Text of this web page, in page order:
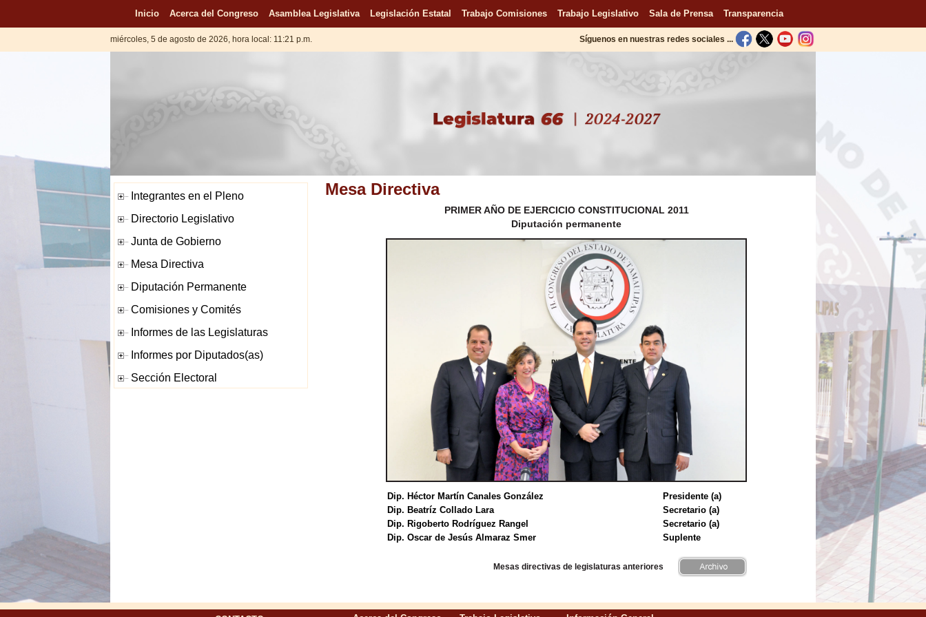
Inicio Acerca del Congreso Asamblea Legislativa Legislación Estatal Trabajo Comisiones Trabajo Legislativo Sala de Prensa Transparencia
miércoles, 5 de agosto de 2026, hora local: 11:21 p.m. Síguenos en nuestras redes sociales ...
Mesa Directiva
PRIMER AÑO DE EJERCICIO CONSTITUCIONAL 2011
Diputación permanente
Dip. Héctor Martín Canales González
Presidente (a)
Dip. Beatríz Collado Lara
Secretario (a)
Dip. Rigoberto Rodríguez Rangel
Secretario (a)
Dip. Oscar de Jesús Almaraz Smer
Suplente
Mesas directivas de legislaturas anteriores